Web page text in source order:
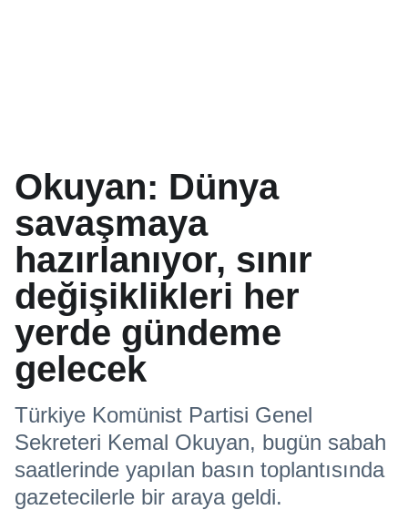
Okuyan: Dünya
savaşmaya
hazırlanıyor, sınır
değişiklikleri her
yerde gündeme
gelecek
Türkiye Komünist Partisi Genel
Sekreteri Kemal Okuyan, bugün sabah
saatlerinde yapılan basın toplantısında
gazetecilerle bir araya geldi.